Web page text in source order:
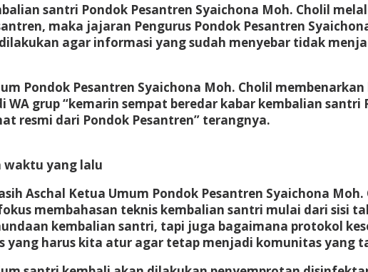
santri Pondok Pesantren Syaichona Moh. Cholil
maka jajaran Pengurus Pondok Pesantren
agar informasi yang sudah menyebar tidak
Pondok Pesantren Syaichona Moh. Cholil
grup “kemarin sempat beredar kabar kembalian
resmi dari Pondok Pesantren” terangnya.
waktu yang lalu
Aschal Ketua Umum Pondok Pesantren Syaichona
membahasan teknis kembalian santri mulai dari sisi
kembalian santri, tapi juga bagaimana protokol
yang harus kita atur agar tetap menjadi komunitas yang